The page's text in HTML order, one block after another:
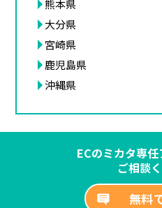
熊本県
大分県
宮崎県
鹿児島県
沖縄県
ECのミカタ専
ご相談
無料